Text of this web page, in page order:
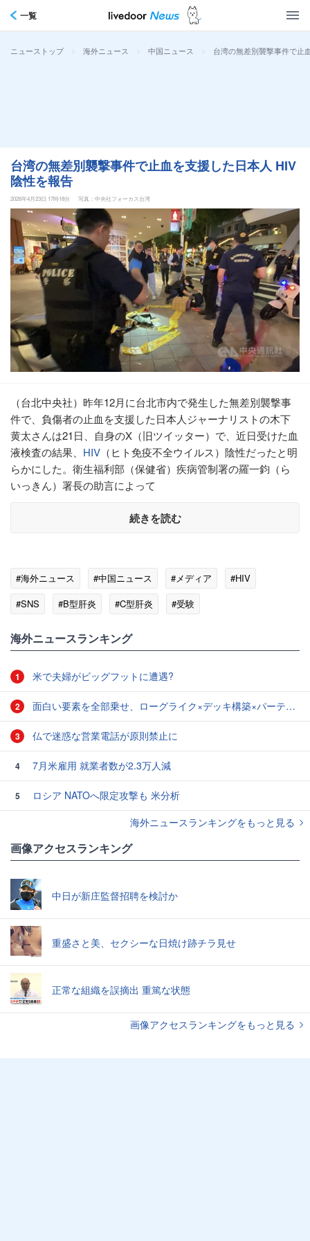
一覧
ニューストップ > 海外ニュース > 中国ニュース > 台湾の無差別襲撃事件で止
台湾の無差別襲撃事件で止血を支援した日本人 HIV
陰性を報告
2026年4月23日 17時18分 写真：中央社フォーカス台湾
（台北中央社）昨年12月に台北市内で発生した無差別襲撃事
件で、負傷者の止血を支援した日本人ジャーナリストの木下
黄太さんは21日、自身のX（旧ツイッター）で、近日受けた血
液検査の結果、 HIV （ヒト免疫不全ウイルス）陰性だったと明
らかにした。衛生福利部（保健省）疾病管制署の羅一鈞（ら
いっきん）署長の助言によって
続きを読む
#海外ニュース #中国ニュース #メディア
#HIV
#SNS
#B型肝炎 #C型肝炎 #受験
海外ニュースランキング
1 米で夫婦がビッグフットに遭遇?
2 面白い要素を全部乗せ、ローグライク×デッキ構築×パーティ制RPGの「Chrono Ark」を遊んでみた
3 仏で迷惑な営業電話が原則禁止に
4 7月米雇用 就業者数が2.3万人減
5
ロシア NATOへ限定攻撃も 米分析
海外ニュースランキングをもっと見る
画像アクセスランキング
中日が新庄監督招聘を検討か
重盛さと美、セクシーな日焼け跡チラ見せ
正常な組織を誤摘出 重篤な状態
画像アクセスランキングをもっと見る